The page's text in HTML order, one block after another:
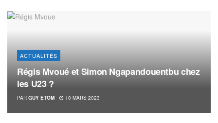
ACTUALITÉS
Régis Mvoué et Simon Ngapandouentbu chez
les U23 ?
PAR GUY ETOM 10 MARS 2023